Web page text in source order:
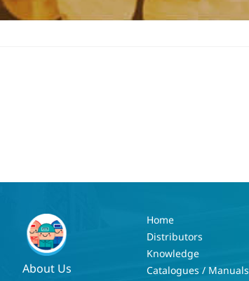
About Us
Home
Distributors
Knowledge
Catalogues / Manuals